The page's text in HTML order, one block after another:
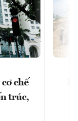
chế
trúc,